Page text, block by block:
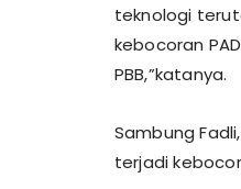
teknologi
kebocoran
PBB,”katanya.
Sambung
terjadi